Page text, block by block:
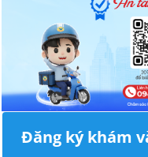
Đăng ký khám